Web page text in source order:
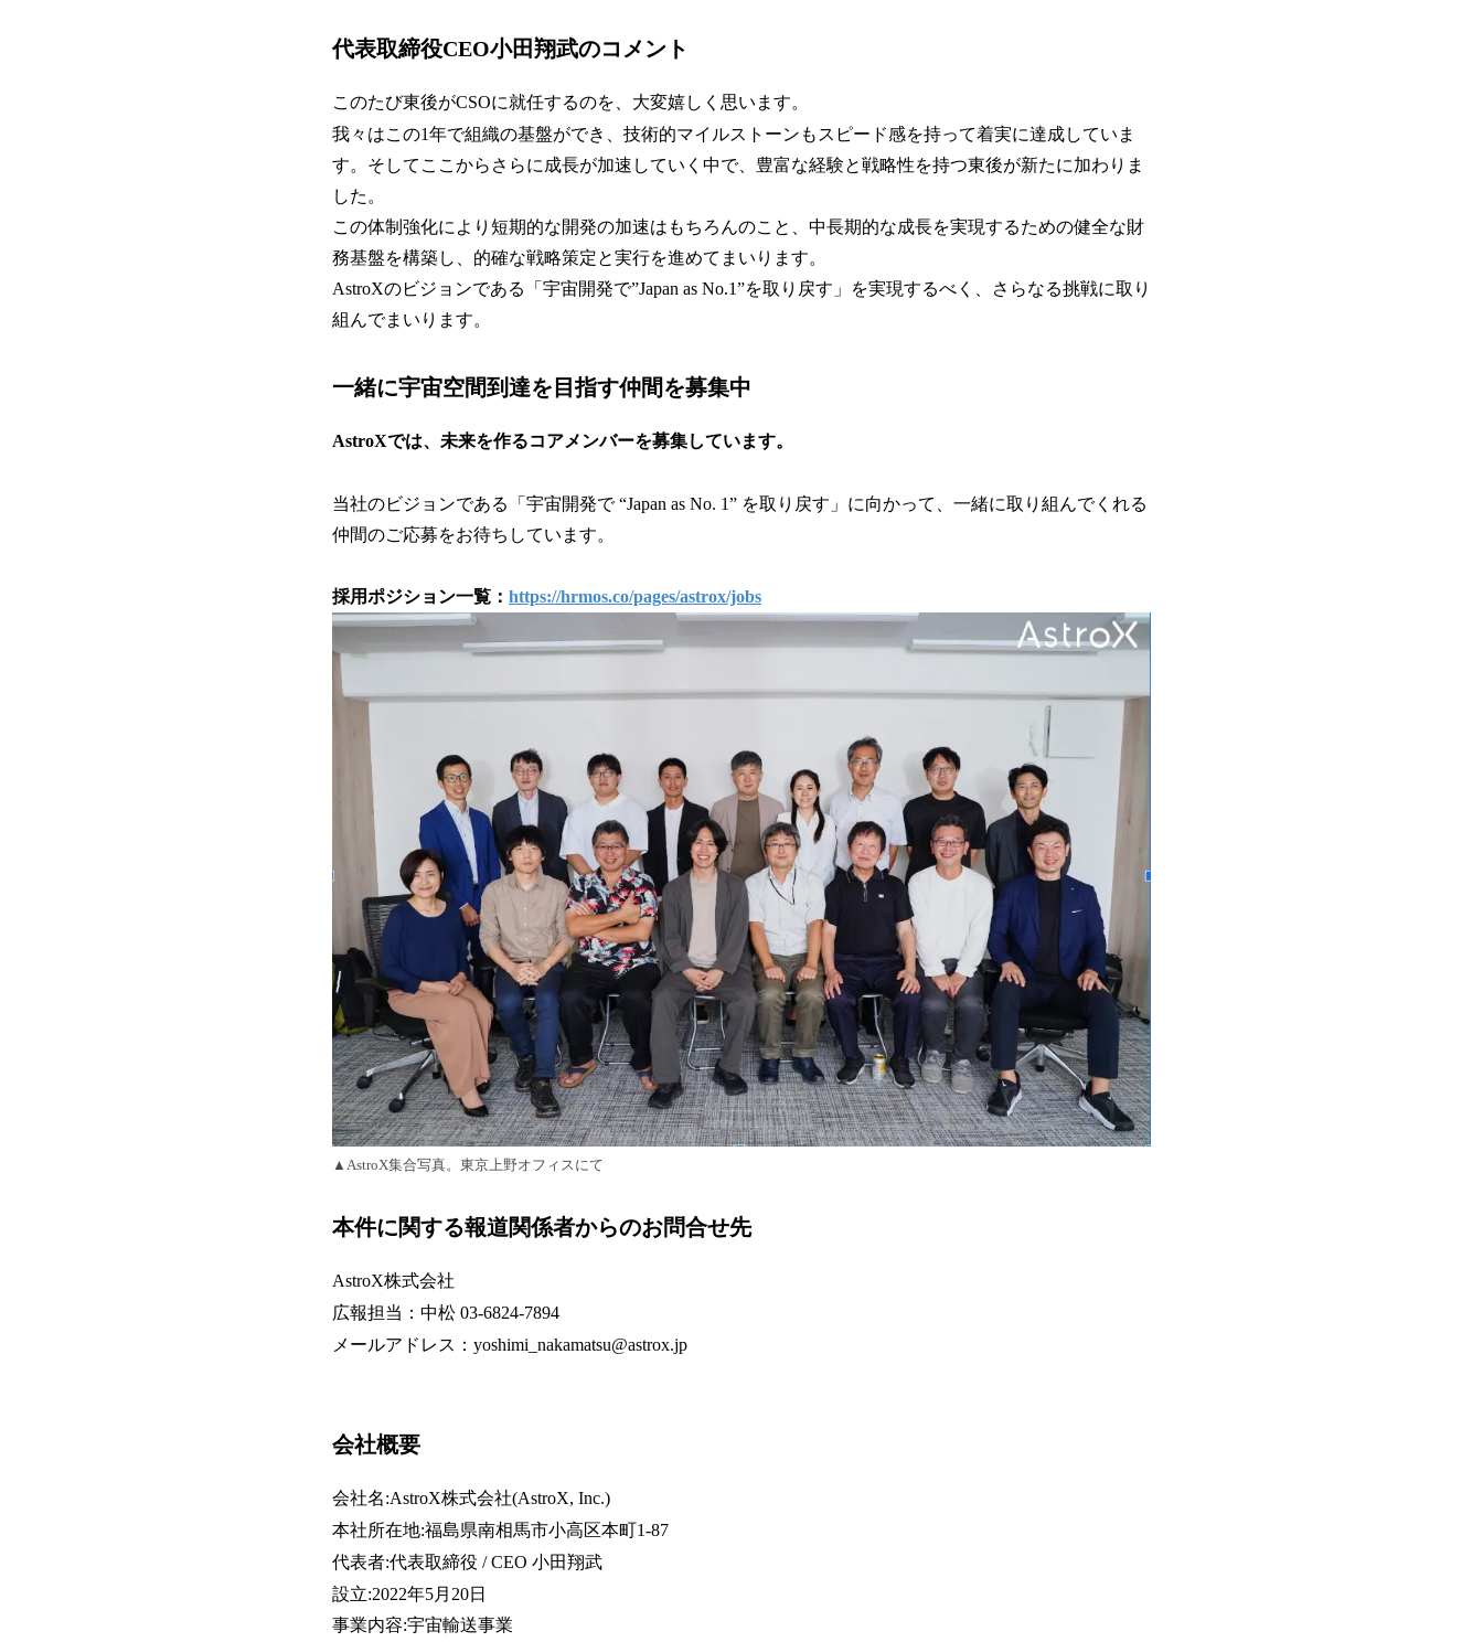
代表取締役CEO小田翔武のコメント
このたび東後がCSOに就任するのを、大変嬉しく思います。
我々はこの1年で組織の基盤ができ、技術的マイルストーンもスピード感を持って着実に達成していま
す。そしてここからさらに成長が加速していく中で、豊富な経験と戦略性を持つ東後が新たに加わりま
した。
この体制強化により短期的な開発の加速はもちろんのこと、中長期的な成長を実現するための健全な財
務基盤を構築し、的確な戦略策定と実行を進めてまいります。
AstroXのビジョンである「宇宙開発で”Japan as No.1”を取り戻す」を実現するべく、さらなる挑戦に取り
組んでまいります。
一緒に宇宙空間到達を目指す仲間を募集中
AstroXでは、未来を作るコアメンバーを募集しています。
当社のビジョンである「宇宙開発で “Japan as No. 1” を取り戻す」に向かって、一緒に取り組んでくれる
仲間のご応募をお待ちしています。
採用ポジション一覧： https://hrmos.co/pages/astrox/jobs
▲AstroX集合写真。東京上野オフィスにて
本件に関する報道関係者からのお問合せ先
AstroX株式会社
広報担当：中松 03-6824-7894
メールアドレス：yoshimi_nakamatsu@astrox.jp
会社概要
会社名:AstroX株式会社(AstroX, Inc.)
本社所在地:福島県南相馬市小高区本町1-87
代表者:代表取締役 / CEO 小田翔武
設立:2022年5月20日
事業内容:宇宙輸送事業